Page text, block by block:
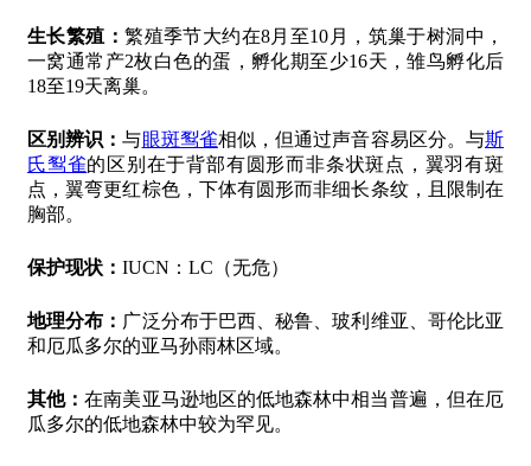
生长繁殖：繁殖季节大约在8月至10月，筑巢于树洞中，
一窝通常产2枚白色的蛋，孵化期至少16天，雏鸟孵化后
18至19天离巢。
区别辨识：与眼斑䴕雀相似，但通过声音容易区分。与斯
氏䴕雀的区别在于背部有圆形而非条状斑点，翼羽有斑
点，翼弯更红棕色，下体有圆形而非细长条纹，且限制在
胸部。
保护现状： IUCN：LC（无危）
地理分布： 广泛分布于巴西、秘鲁、玻利维亚、哥伦比亚
和厄瓜多尔的亚马孙雨林区域。
其他：在南美亚马逊地区的低地森林中相当普遍，但在厄
瓜多尔的低地森林中较为罕见。